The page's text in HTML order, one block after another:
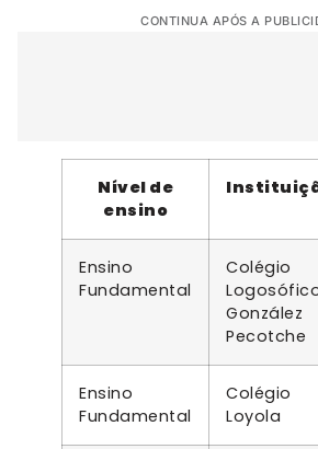
CONTINUA APÓS A
Nível de
ensino
Ensino
Fundamental
Colégio
González
Pecotche
Ensino
Fundamental
Colégio
Loyola